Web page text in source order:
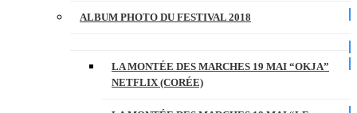
ALBUM PHOTO DU FESTIVAL 2018
LA MONTÉE DES MARCHES 19 MAI “OKJA”
NETFLIX (CORÉE)